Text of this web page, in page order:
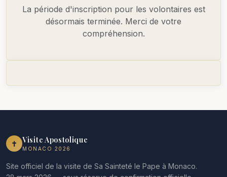
La période d'inscription pour les volontaires est
désormais terminée. Merci de votre
compréhension.
✝︎ Visite Apostolique
MONACO 2026
Site officiel de la visite de Sa Sainteté le Pape à Monaco.